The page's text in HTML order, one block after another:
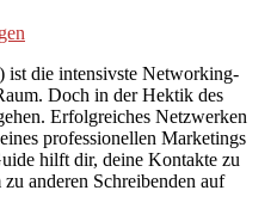
die intensivste Networking-
Doch in der Hektik des
Erfolgreiches Netzwerken
professionellen Marketings
hilft dir, deine Kontakte zu
anderen Schreibenden auf